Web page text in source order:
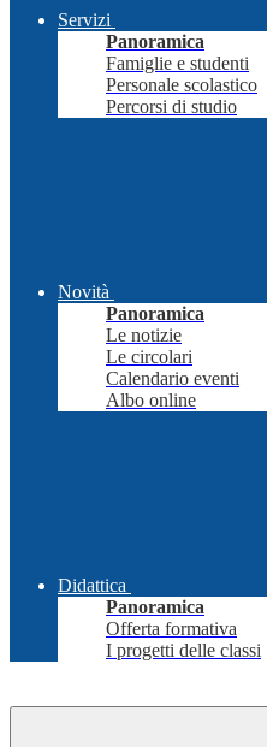
Servizi
Panoramica
Famiglie e studenti
Personale scolastico
Percorsi di studio
Novità
Panoramica
Le notizie
Le circolari
Calendario eventi
Albo online
Didattica
Panoramica
Offerta formativa
I progetti delle classi